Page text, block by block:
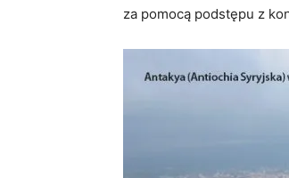
za pomocą podstępu z